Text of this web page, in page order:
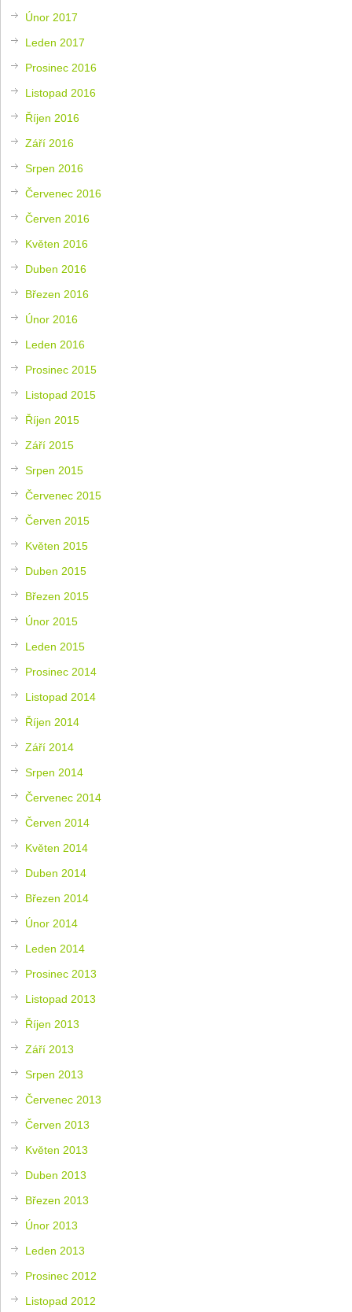
Únor 2017
Leden 2017
Prosinec 2016
Listopad 2016
Říjen 2016
Září 2016
Srpen 2016
Červenec 2016
Červen 2016
Květen 2016
Duben 2016
Březen 2016
Únor 2016
Leden 2016
Prosinec 2015
Listopad 2015
Říjen 2015
Září 2015
Srpen 2015
Červenec 2015
Červen 2015
Květen 2015
Duben 2015
Březen 2015
Únor 2015
Leden 2015
Prosinec 2014
Listopad 2014
Říjen 2014
Září 2014
Srpen 2014
Červenec 2014
Červen 2014
Květen 2014
Duben 2014
Březen 2014
Únor 2014
Leden 2014
Prosinec 2013
Listopad 2013
Říjen 2013
Září 2013
Srpen 2013
Červenec 2013
Červen 2013
Květen 2013
Duben 2013
Březen 2013
Únor 2013
Leden 2013
Prosinec 2012
Listopad 2012